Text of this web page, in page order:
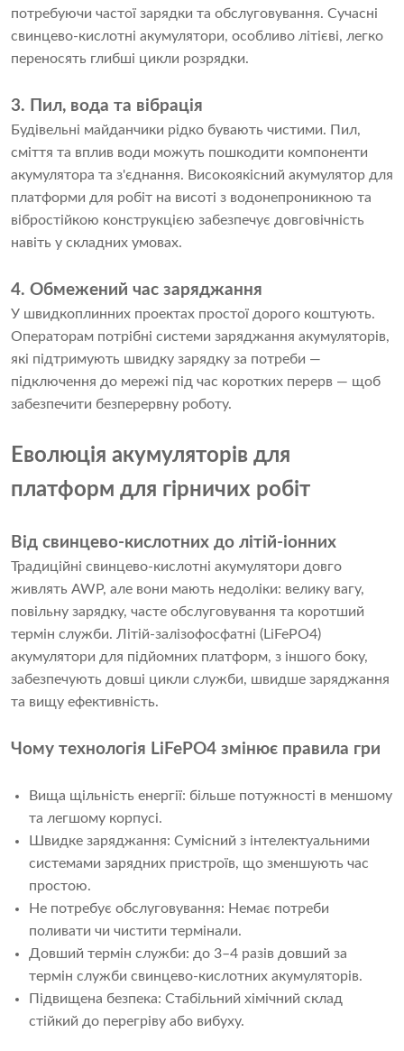
потребуючи частої зарядки та обслуговування. Сучасні
свинцево-кислотні акумулятори, особливо літієві, легко
переносять глибші цикли розрядки.
3. Пил, вода та вібрація
Будівельні майданчики рідко бувають чистими. Пил,
сміття та вплив води можуть пошкодити компоненти
акумулятора та з'єднання. Високоякісний акумулятор для
платформи для робіт на висоті з водонепроникною та
вібростійкою конструкцією забезпечує довговічність
навіть у складних умовах.
4. Обмежений час заряджання
У швидкоплинних проектах простої дорого коштують.
Операторам потрібні системи заряджання акумуляторів,
які підтримують швидку зарядку за потреби —
підключення до мережі під час коротких перерв — щоб
забезпечити безперервну роботу.
Еволюція акумуляторів для
платформ для гірничих робіт
Від свинцево-кислотних до літій-іонних
Традиційні свинцево-кислотні акумулятори довго
живлять AWP, але вони мають недоліки: велику вагу,
повільну зарядку, часте обслуговування та коротший
термін служби. Літій-залізофосфатні (LiFePO4)
акумулятори для підйомних платформ, з іншого боку,
забезпечують довші цикли служби, швидше заряджання
та вищу ефективність.
Чому технологія LiFePO4 змінює правила гри
Вища щільність енергії: більше потужності в меншому
та легшому корпусі.
Швидке заряджання: Сумісний з інтелектуальними
системами зарядних пристроїв, що зменшують час
простою.
Не потребує обслуговування: Немає потреби
поливати чи чистити термінали.
Довший термін служби: до 3–4 разів довший за
термін служби свинцево-кислотних акумуляторів.
Підвищена безпека: Стабільний хімічний склад
стійкий до перегріву або вибуху.